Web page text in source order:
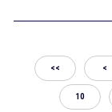
<< <
10